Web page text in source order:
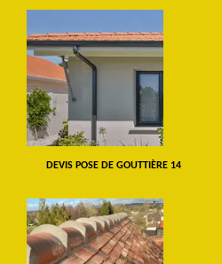
DEVIS POSE DE GOUTTIÈRE 14